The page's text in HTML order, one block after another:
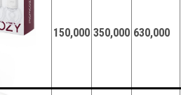
150,000 350,000 630,000